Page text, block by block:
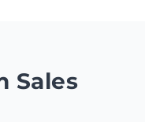
Sales